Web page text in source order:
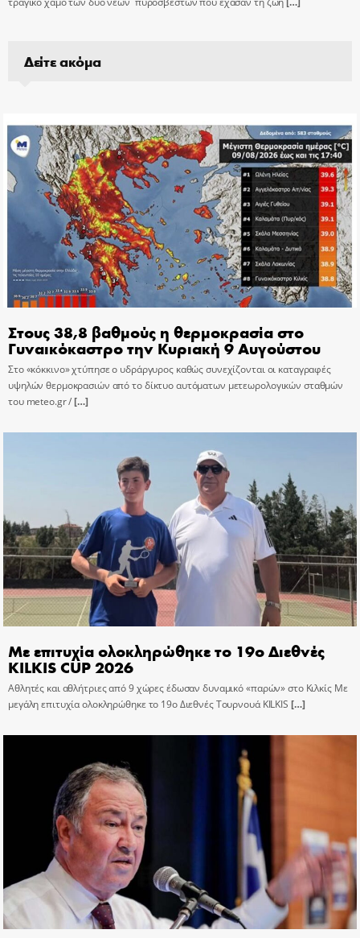
Δείτε ακόμα
Στους 38,8 βαθμούς η θερμοκρασία στο
Γυναικόκαστρο την Κυριακή 9 Αυγούστου
Στο «κόκκινο» χτύπησε ο υδράργυρος καθώς συνεχίζονται οι καταγραφές
υψηλών θερμοκρασιών από το δίκτυο αυτόματων μετεωρολογικών σταθμών
του meteo.gr /[…]
Με επιτυχία ολοκληρώθηκε το 19ο Διεθνές
KILKIS CUP 2026
Αθλητές και αθλήτριες από 9 χώρες έδωσαν δυναμικό «παρών» στο Κιλκίς Με
μεγάλη επιτυχία ολοκληρώθηκε το 19ο Διεθνές Τουρνουά KILKIS […]